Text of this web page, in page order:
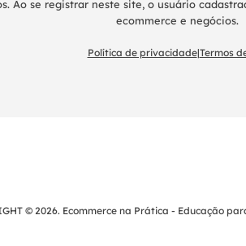
Ao se registrar neste site, o usuário
ecommerce e negócios.
Política de privacidade|Termos
© 2026. Ecommerce na Prática - Educação